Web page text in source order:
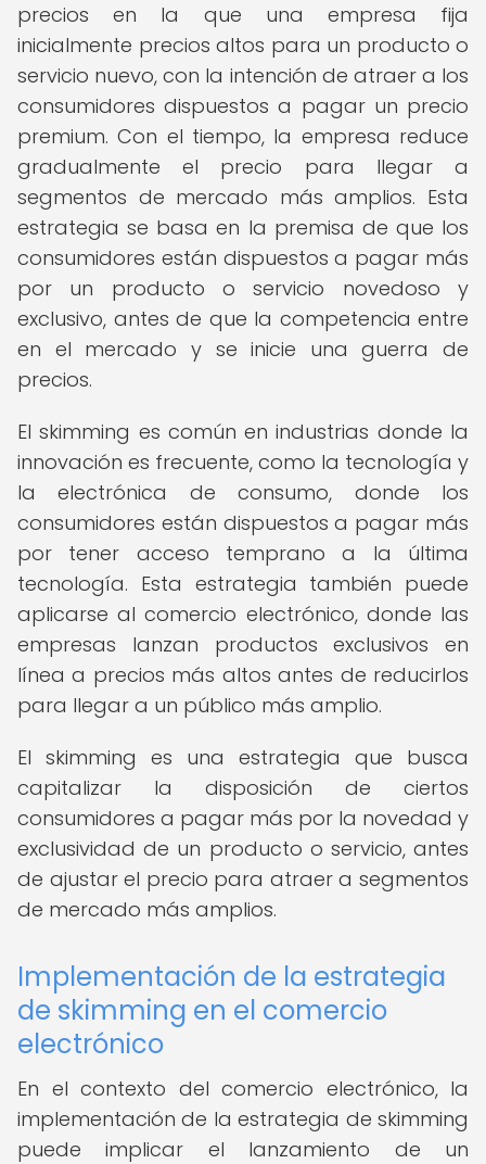
precios en la que una empresa fija
inicialmente precios altos para un producto o
servicio nuevo, con la intención de atraer a los
consumidores dispuestos a pagar un precio
premium. Con el tiempo, la empresa reduce
gradualmente el precio para llegar a
segmentos de mercado más amplios. Esta
estrategia se basa en la premisa de que los
consumidores están dispuestos a pagar más
por un producto o servicio novedoso y
exclusivo, antes de que la competencia entre
en el mercado y se inicie una guerra de
precios.
El skimming es común en industrias donde la
innovación es frecuente, como la tecnología y
la electrónica de consumo, donde los
consumidores están dispuestos a pagar más
por tener acceso temprano a la última
tecnología. Esta estrategia también puede
aplicarse al comercio electrónico, donde las
empresas lanzan productos exclusivos en
línea a precios más altos antes de reducirlos
para llegar a un público más amplio.
El skimming es una estrategia que busca
capitalizar la disposición de ciertos
consumidores a pagar más por la novedad y
exclusividad de un producto o servicio, antes
de ajustar el precio para atraer a segmentos
de mercado más amplios.
Implementación de la estrategia
de skimming en el comercio
electrónico
En el contexto del comercio electrónico, la
implementación de la estrategia de skimming
puede implicar el lanzamiento de un